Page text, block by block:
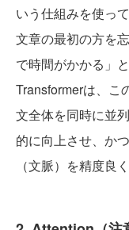
いう仕組みを使っ
文章の最初の方を
で時間がかかる」
Transformerは、こ
文全体を同時に並
的に向上させ、か
（文脈）を精度良